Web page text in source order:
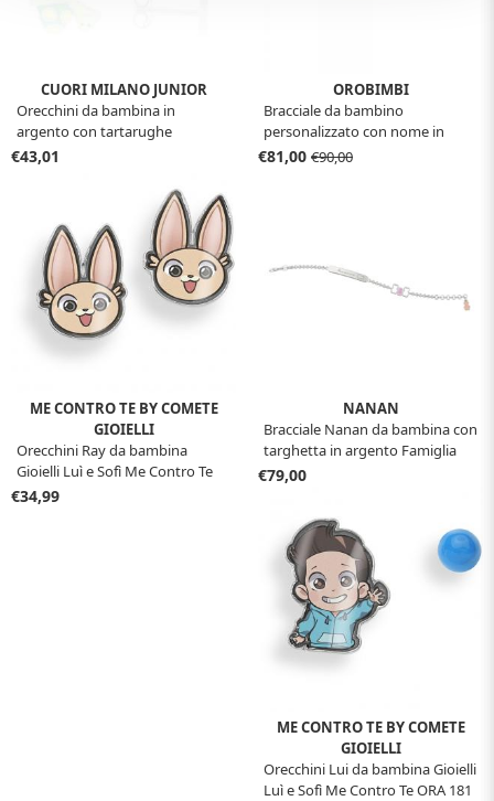
CUORI MILANO JUNIOR
Orecchini da bambina in
argento con tartarughe
€43,01
OROBIMBI
Bracciale da bambino
personalizzato con nome in
argento e diamante
€81,00 €90,00
ME CONTRO TE BY COMETE
GIOIELLI
Orecchini Ray da bambina
Gioielli Luì e Sofì Me Contro Te
ORA 177
€34,99
NANAN
Bracciale Nanan da bambina con
targhetta in argento Famiglia
NAN0068
€79,00
ME CONTRO TE BY COMETE
GIOIELLI
Orecchini Lui da bambina Gioielli
Luì e Sofì Me Contro Te ORA 181